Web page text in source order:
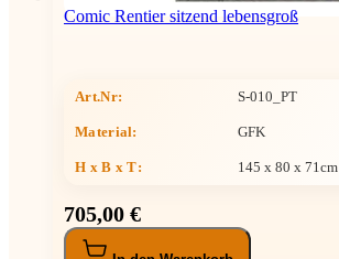
Comic Rentier sitzend lebensgroß
Art.Nr: S-010_PT
Material: GFK
H x B x T: 145 x 80 x 71cm
705,00 €